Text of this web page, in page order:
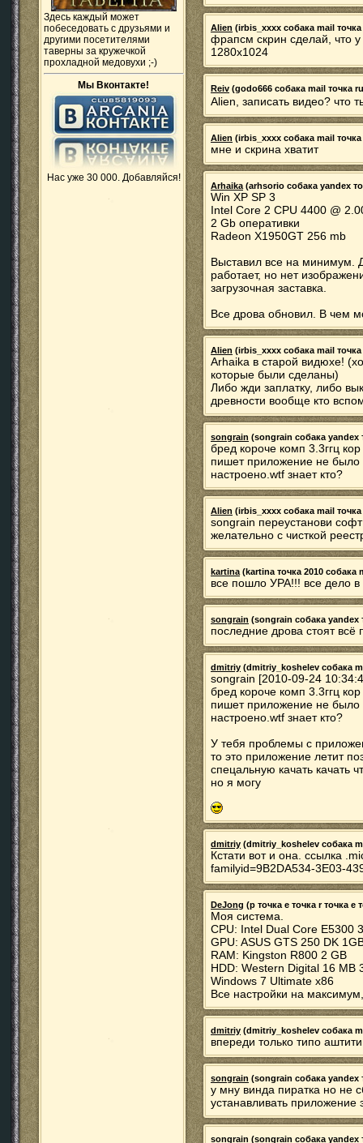
Здесь каждый может
побеседовать с друзьями и
другими посетителями
таверны за кружечкой
прохладной медовухи ;-)
Мы Вконтакте!
Нас уже 30 000. Добавляйся!
Alien (irbis_xxxx собака mail
фрапсм скрин сделай, что
1280х1024
Reiv (godo666 собака mail точка
Alien, записать видео? что
Alien (irbis_xxxx собака mail
мне и скрина хватит
Arhaika (arhsorio собака yandex
Win XP SP 3
Intel Core 2 CPU 4400 @
2 Gb оперативки
Radeon X1950GT 256 mb
Выставил все на минимум.
работает, но нет
загрузочная заставка.
Все дрова обновил. В чем
Alien (irbis_xxxx собака mail
Arhaika в старой видюхе!
которые были сделаны)
Либо жди заплатку, либо
древности вообще кто
songrain (songrain собака yandex
бред короче комп 3.3ггц
пишет приложение не было
настроено.wtf знает кто?
Alien (irbis_xxxx собака mail
songrain переустанови
желательно с чисткой
kartina (kartina точка 2010 собака
все пошло УРА!!! все дело в
songrain (songrain собака yandex
последние дрова стоят всё
dmitriy (dmitriy_koshelev собака
songrain [2010-09-24
бред короче комп 3.3ггц
пишет приложение не было
настроено.wtf знает кто?
У тебя проблемы с
то это приложение летит
спецальную качать качать
но я могу
dmitriy (dmitriy_koshelev собака
Кстати вот и она. ссылка
familyid=9B2DA534-3E03-
DeJong (p точка e точка r точка e
Моя система.
CPU: Intel Dual Core E5300
GPU: ASUS GTS 250 DK
RAM: Kingston R800 2 GB
HDD: Western Digital 16 MB
Windows 7 Ultimate x86
Все настройки на
dmitriy (dmitriy_koshelev собака
впереди только типо
songrain (songrain собака yandex
у мну винда пиратка но не
устанавливать приложение
songrain (songrain собака yandex